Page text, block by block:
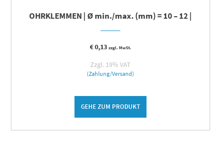
OHRKLEMMEN | Ø min./max. (mm) = 10 – 12 |
€0,13 zzgl. MwSt.
Zzgl. 19% VAT
(Zahlung/Versand)
GEHE ZUM PRODUKT